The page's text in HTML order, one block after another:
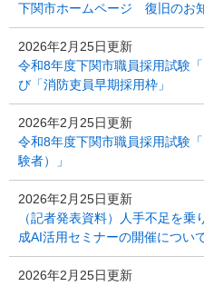
下関市ホームページ 復旧のお
2026年2月25日更新
令和8年度下関市職員採用試験
び「消防吏員早期採用枠」
2026年2月25日更新
令和8年度下関市職員採用試験
験者）」
2026年2月25日更新
（記者発表資料）人手不足を
成AI活用セミナーの開催につい
2026年2月25日更新